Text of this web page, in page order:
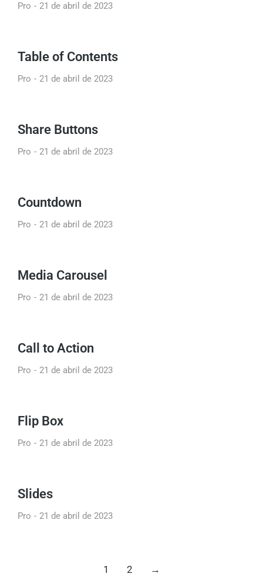
Pro 21 de abril de 2023
Table of Contents
Pro 21 de abril de 2023
Share Buttons
Pro 21 de abril de 2023
Countdown
Pro 21 de abril de 2023
Media Carousel
Pro 21 de abril de 2023
Call to Action
Pro 21 de abril de 2023
Flip Box
Pro 21 de abril de 2023
Slides
Pro 21 de abril de 2023
1 2 →